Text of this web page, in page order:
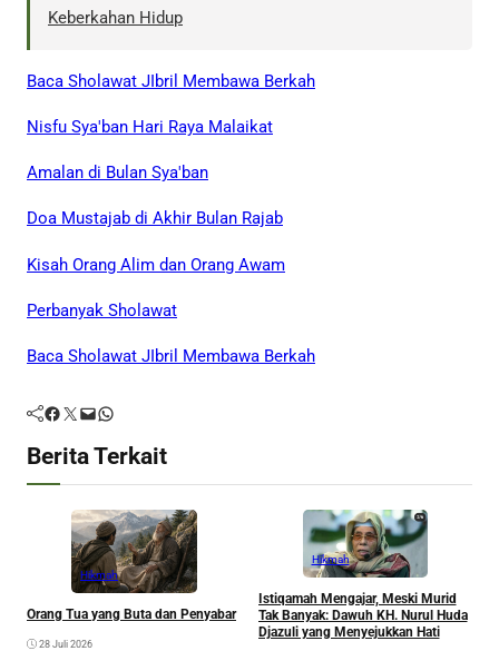
Keberkahan Hidup
Baca Sholawat JIbril Membawa Berkah
Nisfu Sya'ban Hari Raya Malaikat
Amalan di Bulan Sya'ban
Doa Mustajab di Akhir Bulan Rajab
Kisah Orang Alim dan Orang Awam
Perbanyak Sholawat
Baca Sholawat JIbril Membawa Berkah
Facebook Twitter Mail WhatsApp
Berita Terkait
Hikmah
Orang Tua yang Buta dan Penyabar
28 Juli 2026
Hikmah
Istiqamah Mengajar, Meski Murid
Tak Banyak: Dawuh KH. Nurul Huda
Djazuli yang Menyejukkan Hati